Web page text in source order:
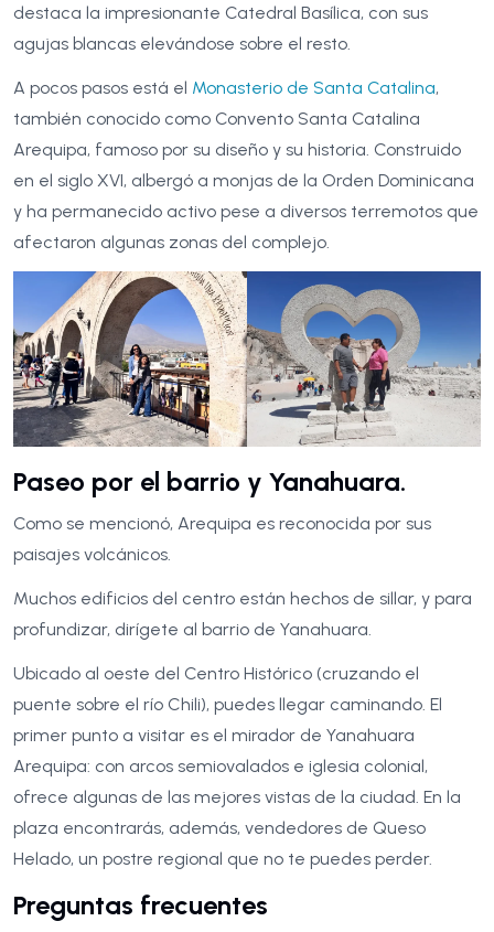
destaca la impresionante Catedral Basílica, con sus
agujas blancas elevándose sobre el resto.
A pocos pasos está el Monasterio de Santa Catalina,
también conocido como Convento Santa Catalina
Arequipa, famoso por su diseño y su historia. Construido
en el siglo XVI, albergó a monjas de la Orden Dominicana
y ha permanecido activo pese a diversos terremotos que
afectaron algunas zonas del complejo.
Paseo por el barrio y Yanahuara.
Como se mencionó, Arequipa es reconocida por sus
paisajes volcánicos.
Muchos edificios del centro están hechos de sillar, y para
profundizar, dirígete al barrio de Yanahuara.
Ubicado al oeste del Centro Histórico (cruzando el
puente sobre el río Chili), puedes llegar caminando. El
primer punto a visitar es el mirador de Yanahuara
Arequipa: con arcos semiovalados e iglesia colonial,
ofrece algunas de las mejores vistas de la ciudad. En la
plaza encontrarás, además, vendedores de Queso
Helado, un postre regional que no te puedes perder.
Preguntas frecuentes